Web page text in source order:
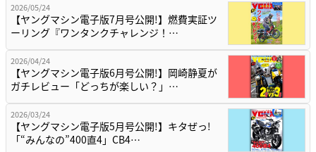
2026/05/24
【ヤングマシン電子版7月号公開!】燃費実証ツ
ーリング『ワンタンクチャレンジ！…
2026/04/24
【ヤングマシン電子版6月号公開!】岡崎静夏が
ガチレビュー「どっちが楽しい？」…
2026/03/24
【ヤングマシン電子版5月号公開!】キタぜっ!
「“みんなの”400直4」CB4…